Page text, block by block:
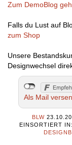
Zum DemoBlog
Falls du Lust auf
zum Shop
Unsere
Designwechsel
Als Mail
BLW
EINSORTIERT IN: